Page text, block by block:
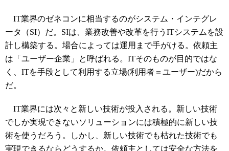
IT業界のゼネコンに相当するのがシステム・インテグレ
ータ（SI）だ。SIは、業務改善や改革を行うITシステムを設
計し構築する。場合によっては運用まで手がける。依頼主
は「ユーザー企業」と呼ばれる。ITそのものが目的ではな
く、ITを手段として利用する立場(利用者＝ユーザー)だから
だ。
IT業界には次々と新しい技術が投入される。新しい技術
でしか実現できないソリューションには積極的に新しい技
術を使うだろう。しかし、新しい技術でも枯れた技術でも
実現できるならどうするか。依頼主としては安全な方法を